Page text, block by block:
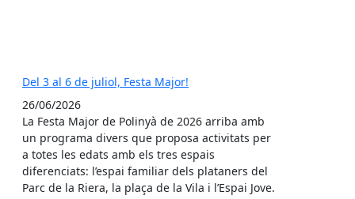
Del 3 al 6 de juliol, Festa Major!
26/06/2026
La Festa Major de Polinyà de 2026 arriba amb
un programa divers que proposa activitats per
a totes les edats amb els tres espais
diferenciats: l’espai familiar dels plataners del
Parc de la Riera, la plaça de la Vila i l’Espai Jove.